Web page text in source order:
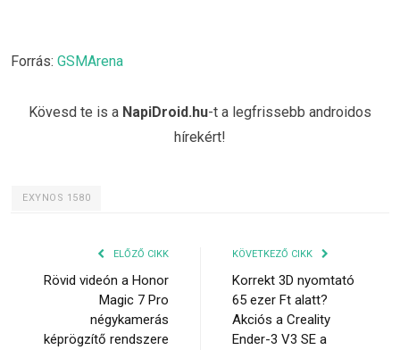
Forrás: GSMArena
Kövesd te is a NapiDroid.hu-t a legfrissebb androidos
hírekért!
EXYNOS 1580
ELŐZŐ CIKK
Rövid videón a Honor
Magic 7 Pro
négykamerás
képrögzítő rendszere
KÖVETKEZŐ CIKK
Korrekt 3D nyomtató
65 ezer Ft alatt?
Akciós a Creality
Ender-3 V3 SE a